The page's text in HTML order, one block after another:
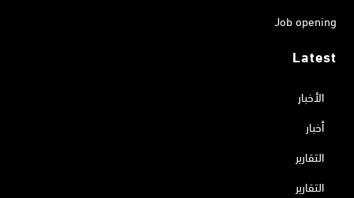
Job opening
Latest
الأخبار
أخبار
التقارير
التقارير